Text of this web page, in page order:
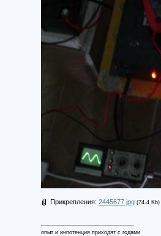
Прикрепления: 2445677.jpg (74.4 Kb)
опыт и инпотенция приходят с годами